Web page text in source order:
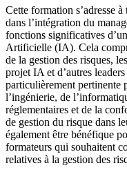
Cette formation s’adresse
dans l’intégration du
fonctions significatives
Artificielle (IA). Cela
de la gestion des risques,
projet IA et d’autres
particulièrement pertinente
l’ingénierie, de
réglementaires et de la
de gestion du risque dans
également être bénéfique
formateurs qui souhaitent
relatives à la gestion des